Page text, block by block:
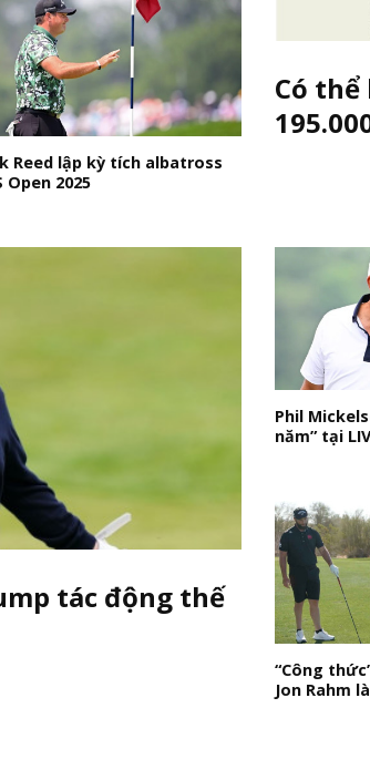
Có
Reed lập kỳ tích albatross
Open 2025
tác động thế
Phil
năm” tại
“Công
Jon Rahm